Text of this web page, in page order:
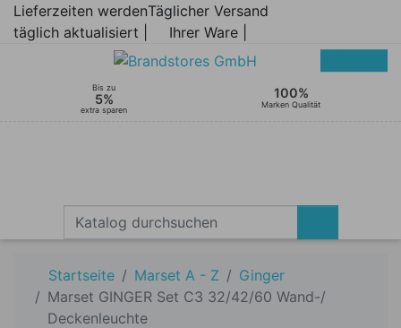
Lieferzeiten werden
täglich aktualisiert |
Täglicher Versand
Ihrer Ware |
Bis zu
5%
extra sparen
100%
Marken Qualität
Startseite Marset A - Z
Ginger
Marset GINGER Set C3 32/42/60 Wand-/
Deckenleuchte